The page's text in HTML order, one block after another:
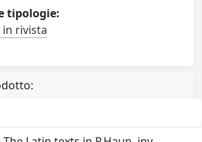
tipologie:
in rivista